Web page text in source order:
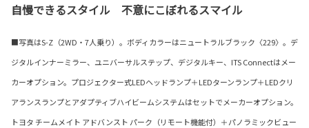
自慢できるスタイル 不意にこぼれるスマイル
■写真はS-Z（2WD・7人乗り）。ボディカラーはニュートラルブラック〈229〉。デ
ジタルインナーミラー、ユニバーサルステップ、デジタルキー、ITS Connectはメー
カーオプション。プロジェクター式LEDヘッドランプ＋LEDターンランプ＋LEDクリ
アランスランプとアダプティブハイビームシステムはセットでメーカーオプション。
トヨタ チームメイト アドバンスト パーク（リモート機能付）＋パノラミックビュー